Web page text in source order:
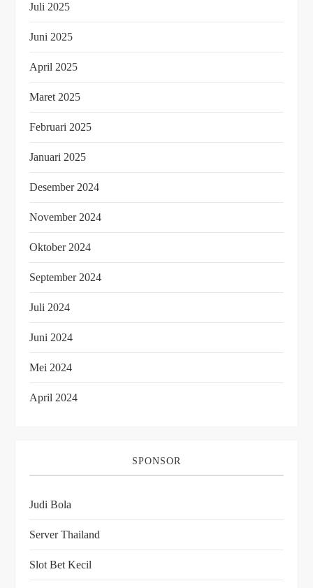
Juli 2025
Juni 2025
April 2025
Maret 2025
Februari 2025
Januari 2025
Desember 2024
November 2024
Oktober 2024
September 2024
Juli 2024
Juni 2024
Mei 2024
April 2024
SPONSOR
Judi Bola
Server Thailand
Slot Bet Kecil